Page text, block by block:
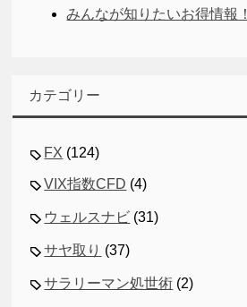
みんなが知りたいお得情報！
カテゴリー
FX (124)
VIX指数CFD (4)
ウェルスナビ (31)
サヤ取り (37)
サラリーマン処世術 (2)